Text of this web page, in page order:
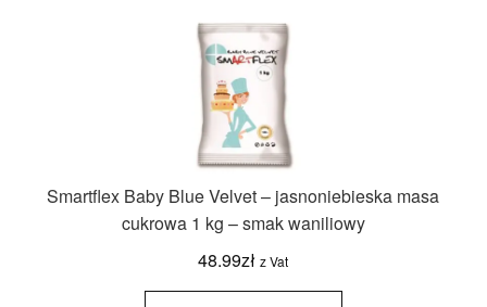
Smartflex Baby Blue Velvet – jasnoniebieska masa
cukrowa 1 kg – smak waniliowy
48.99zł z Vat
ilość Smartflex